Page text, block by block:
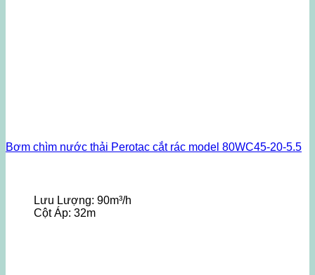
Bơm chìm nước thải Perotac cắt rác model 80WC45-20-5.5
Lưu Lượng: 90m³/h
Cột Áp: 32m